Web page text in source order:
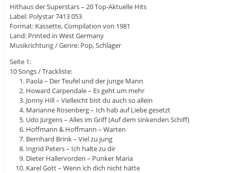
Hithaus der Superstars – 20 Top-Aktuelle Hits
Label: Polystar 7413 053
Format: Kassette, Compilation von 1981
Land: Printed in West Germany
Musikrichtung / Genre: Pop, Schlager
Seite 1:
10 Songs / Trackliste:
Paola – Der Teufel und der junge Mann
Howard Carpendale – Es geht um mehr
Jonny Hill – Vielleicht bist du auch so allein
Marianne Rosenberg – Ich hab auf Liebe gesetzt
Udo Jürgens – Alles im Griff (Auf dem sinkenden Schiff)
Hoffmann & Hoffmann – Warten
Bernhard Brink – Viel zu jung
Ingrid Peters – Ich halte zu dir
Dieter Hallervorden – Punker Maria
Karel Gott – Wenn ich dich nicht hätte